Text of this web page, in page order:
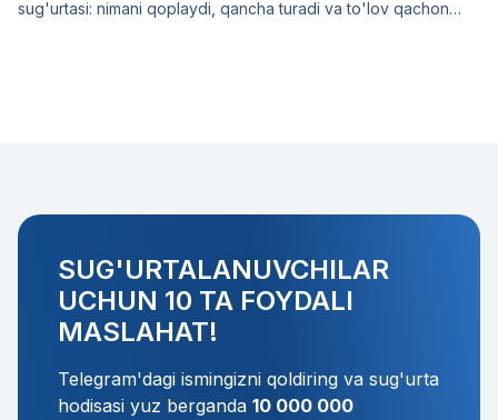
sug'urtasi: nimani qoplaydi, qancha turadi va to'lov qachon
SUG'URTALANUVCHILAR
UCHUN 10 TA FOYDALI
MASLAHAT!
Telegram'dagi ismingizni qoldiring va sug'urta
hodisasi yuz berganda 10 000 000